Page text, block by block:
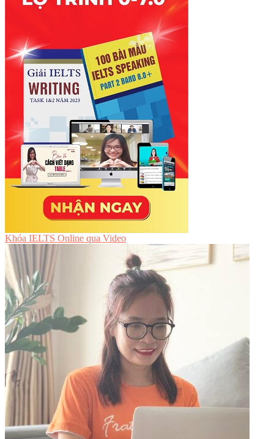
Khóa IELTS Online qua Video